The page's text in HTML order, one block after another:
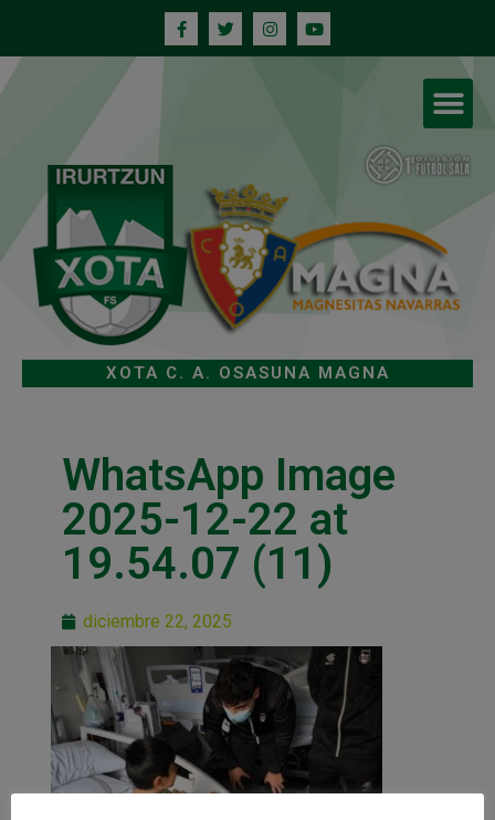
XOTA C. A. OSASUNA MAGNA
WhatsApp Image
2025-12-22 at
19.54.07 (11)
diciembre 22, 2025